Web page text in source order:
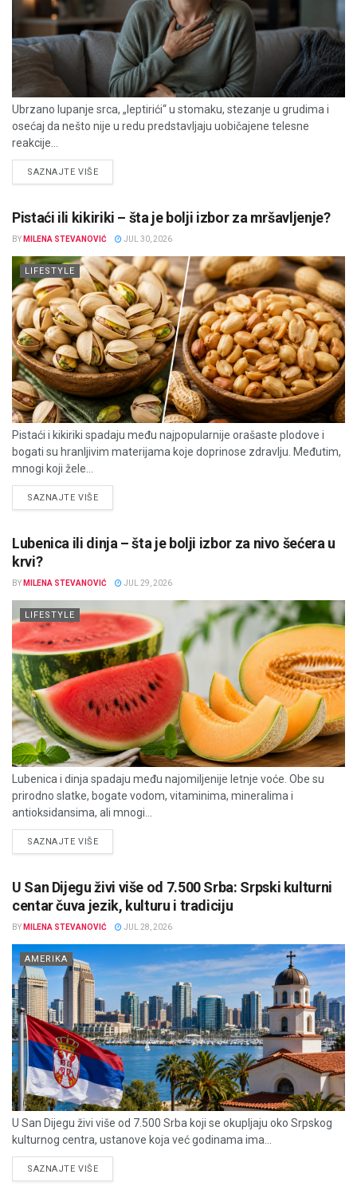
Ubrzano lupanje srca, „leptirići“ u stomaku, stezanje u grudima i
osećaj da nešto nije u redu predstavljaju uobičajene telesne
reakcije...
SAZNAJTE VIŠEDETAILS
Pistaći ili kikiriki – šta je bolji izbor za mršavljenje?
BY MILENA STEVANOVIĆ JUL 30, 2026
LIFESTYLE
Pistaći i kikiriki spadaju među najpopularnije orašaste plodove i
bogati su hranljivim materijama koje doprinose zdravlju. Međutim,
mnogi koji žele...
SAZNAJTE VIŠEDETAILS
Lubenica ili dinja – šta je bolji izbor za nivo šećera u
krvi?
BY MILENA STEVANOVIĆ JUL 29, 2026
LIFESTYLE
Lubenica i dinja spadaju među najomiljenije letnje voće. Obe su
prirodno slatke, bogate vodom, vitaminima, mineralima i
antioksidansima, ali mnogi...
SAZNAJTE VIŠEDETAILS
U San Dijegu živi više od 7.500 Srba: Srpski kulturni
centar čuva jezik, kulturu i tradiciju
BY MILENA STEVANOVIĆ JUL 28, 2026
AMERIKA
U San Dijegu živi više od 7.500 Srba koji se okupljaju oko Srpskog
kulturnog centra, ustanove koja već godinama ima...
SAZNAJTE VIŠEDETAILS